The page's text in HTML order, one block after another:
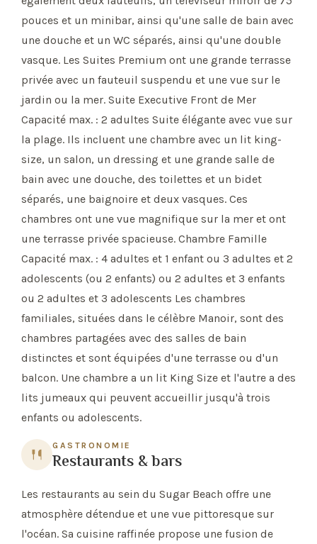
pouces et un minibar, ainsi qu'une salle de bain avec
une douche et un WC séparés, ainsi qu'une double
vasque. Les Suites Premium ont une grande terrasse
privée avec un fauteuil suspendu et une vue sur le
jardin ou la mer. Suite Executive Front de Mer
Capacité max. : 2 adultes Suite élégante avec vue sur
la plage. Ils incluent une chambre avec un lit king-
size, un salon, un dressing et une grande salle de
bain avec une douche, des toilettes et un bidet
séparés, une baignoire et deux vasques. Ces
chambres ont une vue magnifique sur la mer et ont
une terrasse privée spacieuse. Chambre Famille
Capacité max. : 4 adultes et 1 enfant ou 3 adultes et 2
adolescents (ou 2 enfants) ou 2 adultes et 3 enfants
ou 2 adultes et 3 adolescents Les chambres
familiales, situées dans le célèbre Manoir, sont des
chambres partagées avec des salles de bain
distinctes et sont équipées d'une terrasse ou d'un
balcon. Une chambre a un lit King Size et l'autre a des
lits jumeaux qui peuvent accueillir jusqu'à trois
enfants ou adolescents.
GASTRONOMIE
Restaurants & bars
Les restaurants au sein du Sugar Beach offre une
atmosphère détendue et une vue pittoresque sur
l'océan. Sa cuisine raffinée propose une fusion de